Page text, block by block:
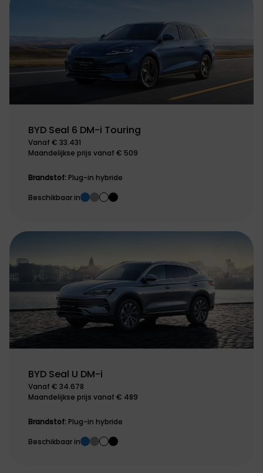
BYD Seal 6 DM-i Touring
Vanaf € 33.431
Maandelijkse prijs vanaf € 509
Brandstof: Plug-in hybride
Beschikbaar in
BYD Seal U DM-i
Vanaf € 34.678
Maandelijkse prijs vanaf € 489
Brandstof: Plug-in hybride
Beschikbaar in